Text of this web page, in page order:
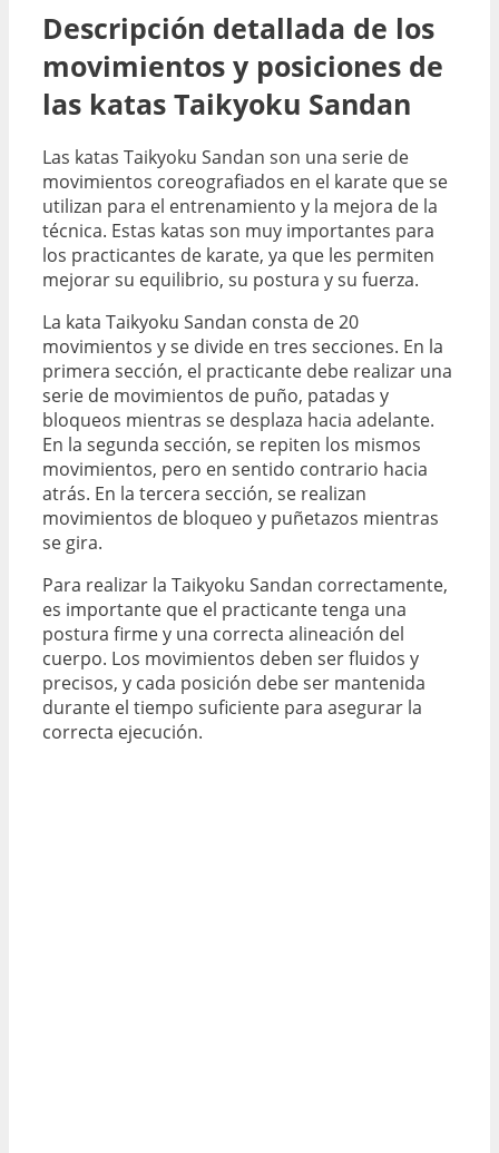
Descripción detallada de los
movimientos y posiciones de
las katas Taikyoku Sandan
Las katas Taikyoku Sandan son una serie de
movimientos coreografiados en el karate que se
utilizan para el entrenamiento y la mejora de la
técnica. Estas katas son muy importantes para
los practicantes de karate, ya que les permiten
mejorar su equilibrio, su postura y su fuerza.
La kata Taikyoku Sandan consta de 20
movimientos y se divide en tres secciones. En la
primera sección, el practicante debe realizar una
serie de movimientos de puño, patadas y
bloqueos mientras se desplaza hacia adelante.
En la segunda sección, se repiten los mismos
movimientos, pero en sentido contrario hacia
atrás. En la tercera sección, se realizan
movimientos de bloqueo y puñetazos mientras
se gira.
Para realizar la Taikyoku Sandan correctamente,
es importante que el practicante tenga una
postura firme y una correcta alineación del
cuerpo. Los movimientos deben ser fluidos y
precisos, y cada posición debe ser mantenida
durante el tiempo suficiente para asegurar la
correcta ejecución.